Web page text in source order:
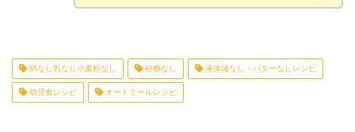
卵なし乳なし小麦粉なし 砂糖なし 液体油なし・バターなしレシピ
幼児食レシピ オートミールレシピ